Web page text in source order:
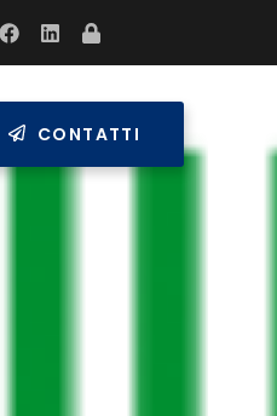
CONTATTI